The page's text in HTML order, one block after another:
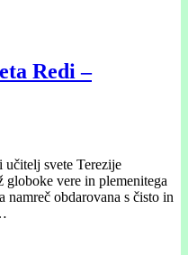
Redi –
svete Terezije
globoke vere in plemenitega
namreč obdarovana s čisto in